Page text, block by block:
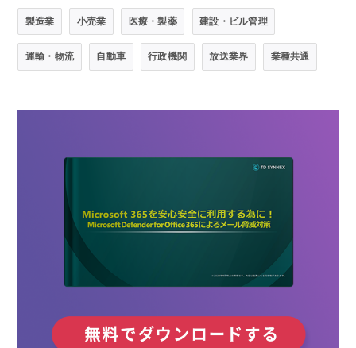
製造業 小売業 医療・製薬 建設・ビル管理
運輸・物流 自動車 行政機関 放送業界 業種共通